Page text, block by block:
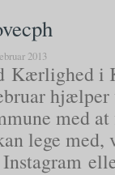
2013
Kærlighed i
hjælper
med
lege med,
Instagram